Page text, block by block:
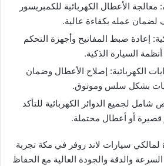
الأعطال الكهربائية للكمبريسور
لضمان عمله بكفاءة عالية.
إعادة ضبط المفاتيح وأجهزة التحكم
السيارة الذكية.
الكهربائية: إصلاح الأعطال وضمان
بشكل سلس وموثوق.
شامل لجميع الدوائر الكهربائية للتأكد
أو أعطال محتملة.
سيارات لاند روفر في مكة تجربة
والدقة والجودة العالية مع الحفاظ